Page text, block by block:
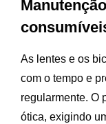
As lentes e os
com o tempo e
regularmente. O
ótica, exigindo